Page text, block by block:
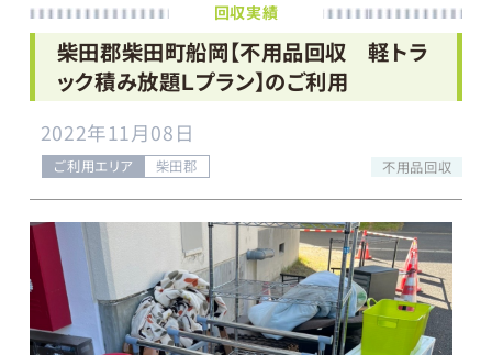
回収実績
柴田郡柴田町船岡【不用品回収 軽トラ
ック積み放題Ｌプラン】のご利用
2022年11月08日
ご利用エリア 柴田郡 不用品回収